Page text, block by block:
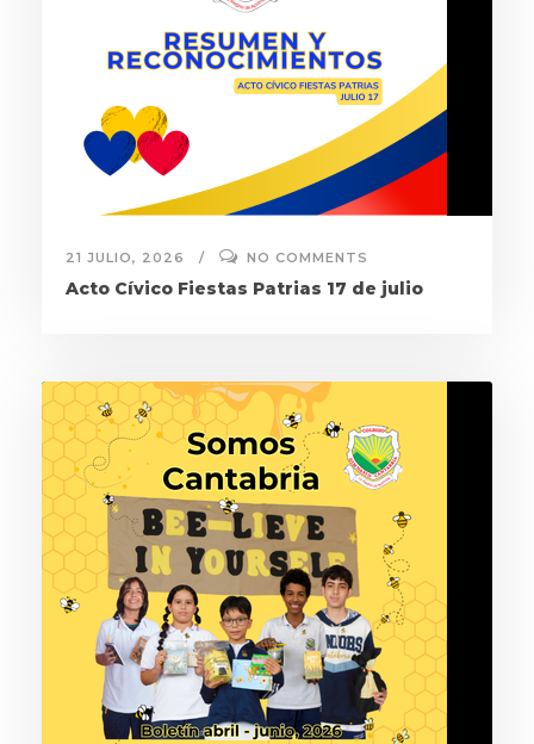
21 JULIO, 2026 NO COMMENTS
Acto Cívico Fiestas Patrias 17 de julio